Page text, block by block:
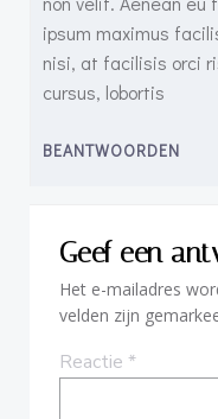
ipsum maximus
nisi, at facilisis orci
cursus, lobortis
BEANTWOORDEN
Geef een
Het e-mailadres
velden zijn
Reactie *